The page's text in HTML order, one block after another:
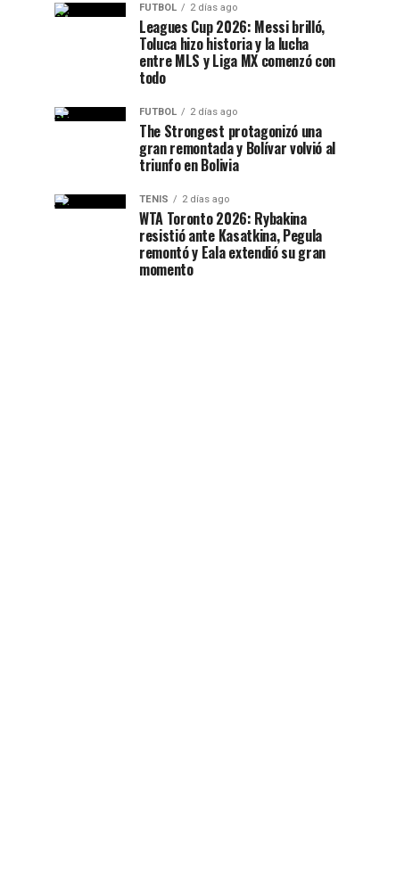
FUTBOL 2 días ago
Leagues Cup 2026: Messi brilló,
Toluca hizo historia y la lucha
entre MLS y Liga MX comenzó con
todo
FUTBOL 2 días ago
The Strongest protagonizó una
gran remontada y Bolívar volvió al
triunfo en Bolivia
TENIS 2 días ago
WTA Toronto 2026: Rybakina
resistió ante Kasatkina, Pegula
remontó y Eala extendió su gran
momento